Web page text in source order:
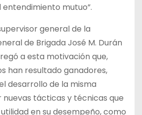
mutuo”.
general de la
de Brigada José M. Durán
a esta motivación que,
han resultado ganadores,
desarrollo de la misma
nuevas tácticas y técnicas que
en su desempeño, como